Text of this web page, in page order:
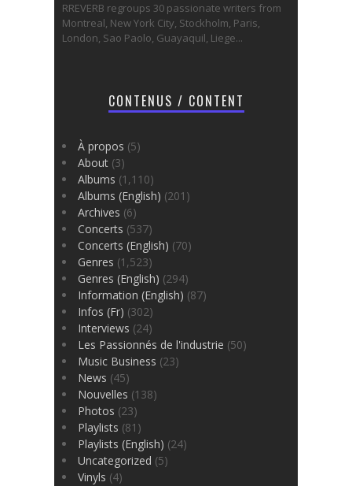
RREVERB regroups 30 passionate writers from
Montreal, New York City, Stockholm, Paris,
London, Sao Paolo, Guayaquil, Liege...
CONTENUS / CONTENT
À propos (5)
About (3)
Albums (1,110)
Albums (English) (201)
Archives (6)
Concerts (537)
Concerts (English) (70)
Genres (1,523)
Genres (English) (294)
Information (English) (87)
Infos (Fr) (302)
Interviews (24)
Les Passionnés de l'industrie (50)
Music Business (23)
News (45)
Nouvelles (138)
Photos (23)
Playlists (81)
Playlists (English) (24)
Uncategorized (5)
Vinyls (4)